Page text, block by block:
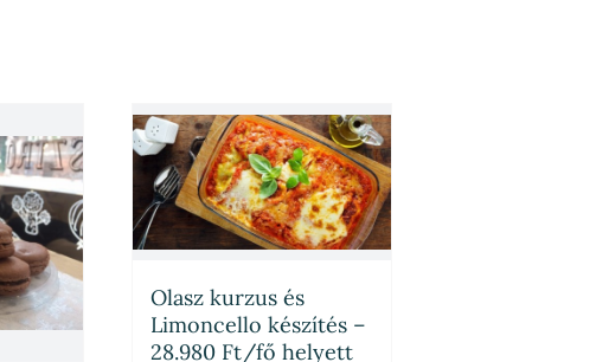
Olasz kurzus és
Limoncello készítés –
28.980 Ft/fő helyett